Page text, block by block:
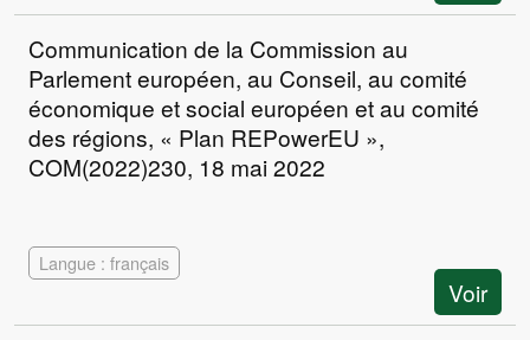
Communication de la Commission au
Parlement européen, au Conseil, au comité
économique et social européen et au comité
des régions, « Plan REPowerEU »,
COM(2022)230, 18 mai 2022
Langue : français
Voir